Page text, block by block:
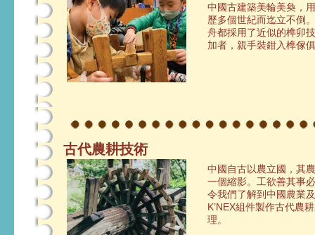
中國古建築美輪美奐，
歷多個世紀而迄立不倒
舟都採用了近似的榫卯
加者，親手裝鉗入榫傢
古代農耕技術
中國自古以農立國，其
一個縮影。工欲善其事
令我們了解到中國農業
K’NEX組件製作古代農
理。